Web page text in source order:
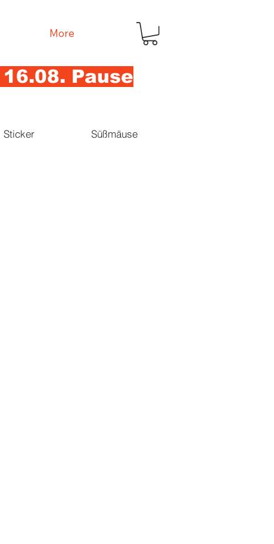
More
Pause
Sticker Süßmäuse